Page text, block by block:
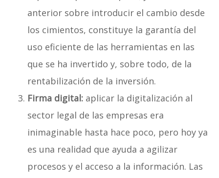
anterior sobre introducir el cambio desde
los cimientos, constituye la garantía del
uso eficiente de las herramientas en las
que se ha invertido y, sobre todo, de la
rentabilización de la inversión.
Firma digital: aplicar la digitalización al
sector legal de las empresas era
inimaginable hasta hace poco, pero hoy ya
es una realidad que ayuda a agilizar
procesos y el acceso a la información. Las